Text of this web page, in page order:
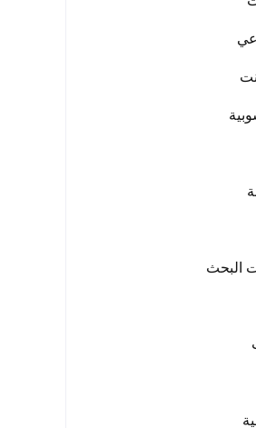
البحث